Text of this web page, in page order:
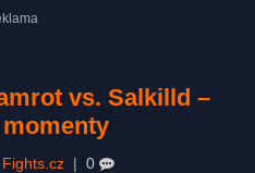
vs. Salkilld –
0